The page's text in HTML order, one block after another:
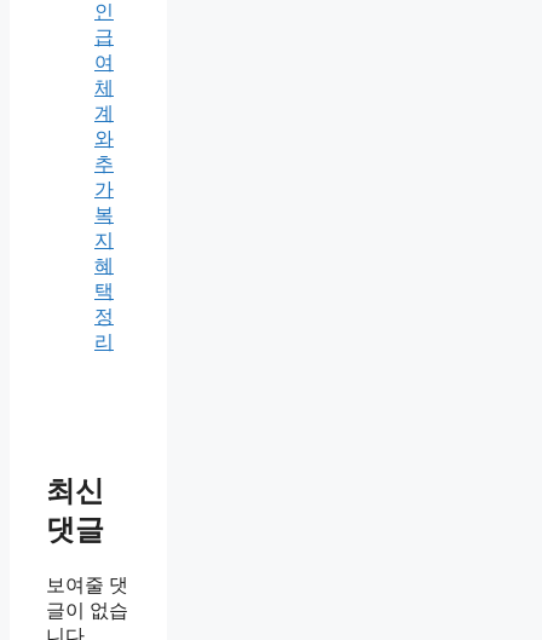
인
급
여
체
계
와
추
가
복
지
혜
택
정
리
최신
댓글
보여줄 댓
글이 없습
니다.